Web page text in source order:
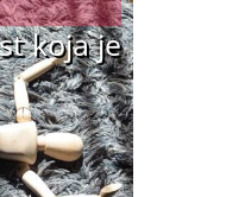
koja je